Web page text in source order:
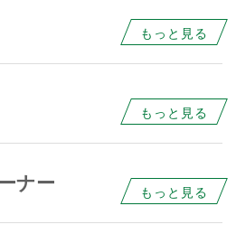
もっと見る
もっと見る
ナー もっと見る